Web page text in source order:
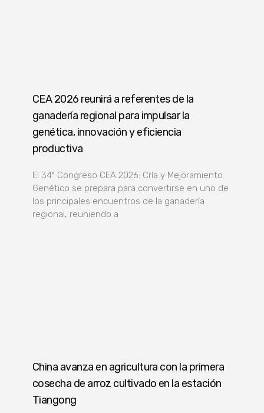
CEA 2026 reunirá a referentes de la
ganadería regional para impulsar la
genética, innovación y eficiencia
productiva
El 34º Congreso CEA 2026: Cría y Mejoramiento
Genético se prepara para convertirse en uno de
los principales encuentros de la ganadería
regional, reuniendo a
China avanza en agricultura con la primera
cosecha de arroz cultivado en la estación
Tiangong